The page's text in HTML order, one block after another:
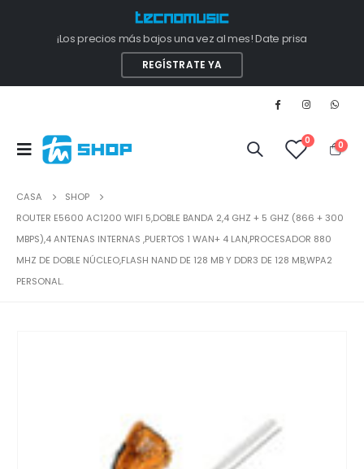
¡Los precios más bajos una vez al mes! Date prisa
REGÍSTRATE YA
0 0
CASA
SHOP
ROUTER E5600 AC1200 WIFI 5,DOBLE BANDA 2,4 GHZ + 5 GHZ (866 + 300
MBPS),4 ANTENAS INTERNAS ,PUERTOS 1 WAN+ 4 LAN,PROCESADOR 880
MHZ DE DOBLE NÚCLEO,FLASH NAND DE 128 MB Y DDR3 DE 128 MB,WPA2
PERSONAL.